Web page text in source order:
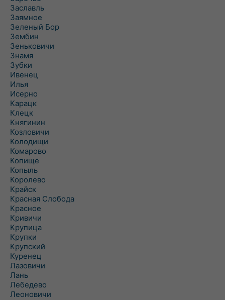
Заславль
Заямное
Зеленый Бор
Зембин
Зеньковичи
Знамя
Зубки
Ивенец
Илья
Исерно
Карацк
Клецк
Княгинин
Козловичи
Колодищи
Комарово
Копище
Копыль
Королево
Крайск
Красная Слобода
Красное
Кривичи
Крупица
Крупки
Крупский
Куренец
Лазовичи
Лань
Лебедево
Леоновичи